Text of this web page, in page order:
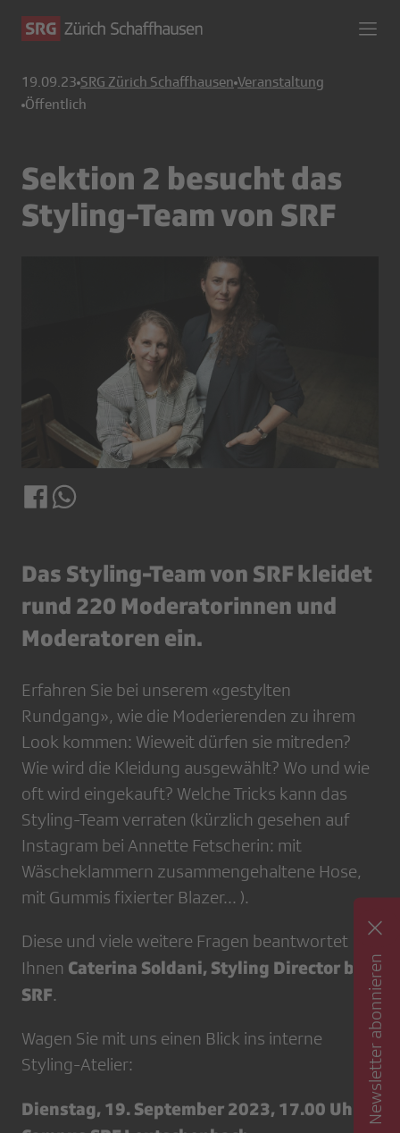
19.09.23 SRG Zürich Schaffhausen Veranstaltung
Öffentlich
Sektion 2 besucht das
Styling-Team von SRF
Das Styling-Team von SRF kleidet
rund 220 Moderatorinnen und
Moderatoren ein.
Erfahren Sie bei unserem «gestylten
Rundgang», wie die Moderierenden zu ihrem
Look kommen: Wieweit dürfen sie mitreden?
Wie wird die Kleidung ausgewählt? Wo und wie
oft wird eingekauft? Welche Tricks kann das
Styling-Team verraten (kürzlich gesehen auf
Instagram bei Annette Fetscherin: mit
Wäscheklammern zusammengehaltene Hose,
mit Gummis fixierter Blazer... ).
Diese und viele weitere Fragen beantwortet
Ihnen Caterina Soldani, Styling Director bei
SRF.
Wagen Sie mit uns einen Blick ins interne
Styling-Atelier:
Dienstag, 19. September 2023, 17.00 Uhr,
Newsletter abonnieren